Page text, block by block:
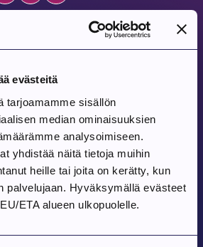
evästeitä
tarjoamamme sisällön
median ominaisuuksien
analysoimiseen.
yhdistää näitä tietoja muihin
heille tai joita on kerätty, kun
palvelujaan. Hyväksymällä evästeet
ETA alueen ulkopuolelle.
Maalaismarkkinat 35-
Vatajantie 191, 39750 Kuivasjärvi